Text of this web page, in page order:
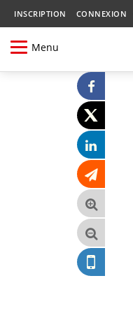
INSCRIPTION CONNEXION
Menu